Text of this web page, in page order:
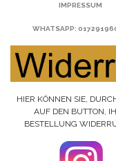
IMPRESSUM
WHATSAPP:
HIER KÖNNEN SIE,
AUF DEN BUTTON,
BESTELLUNG